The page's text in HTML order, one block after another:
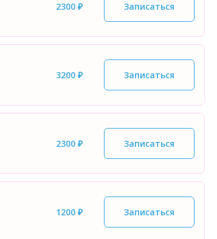
2300 ₽ Записаться
3200 ₽ Записаться
2300 ₽ Записаться
1200 ₽ Записаться